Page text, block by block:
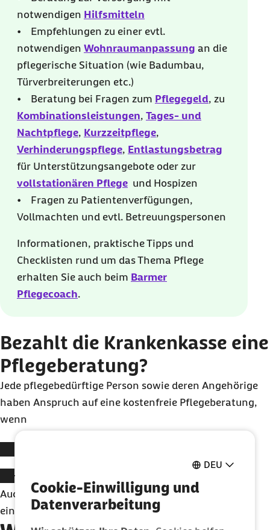
DEU
Cookie-Einwilligung und
Datenverarbeitung
notwendigen Hilfsmitteln
• Empfehlungen zu einer evtl.
notwendigen Wohnraumanpassung an die
pflegerische Situation (wie Badumbau,
Türverbreiterungen etc.)
• Beratung bei Fragen zum Pflegegeld, zu
Kombinationsleistungen, Tages- und
Nachtpflege, Kurzzeitpflege,
Verhinderungspflege, Entlastungsbetrag
für Unterstützungsangebote oder zur
vollstationären Pflegeund Hospizen
• Fragen zu Patientenverfügungen,
Vollmachten und evtl. Betreuungspersonen
Informationen, praktische Tipps und
Checklisten rund um das Thema Pflege
erhalten Sie auch beim Barmer
Pflegecoach.
Bezahlt die Krankenkasse eine
Pflegeberatung?
Jede pflegebedürftige Person sowie deren Angehörige
haben Anspruch auf eine kostenfreie Pflegeberatung,
wenn
bereits Pflegeleistungen der Barmer erhalten.
Auch bei Folgeanträgen steht Ihnen die Barmer mit
einer Pflegeberatung zur Seite.